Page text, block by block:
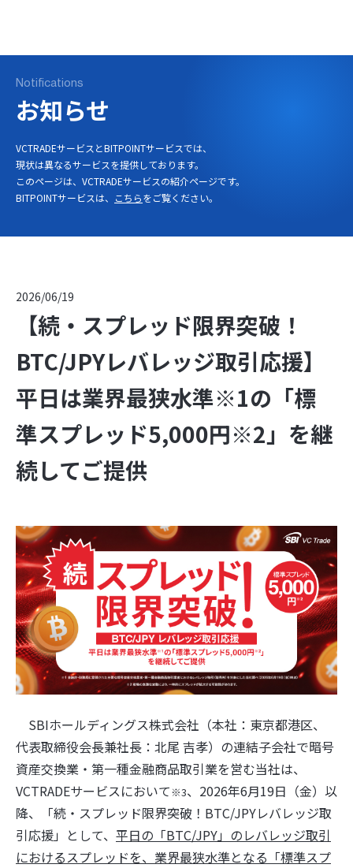
Notifications
お知らせ
VCTRADEサービスとBITPOINTサービスでは、
現状は異なるサービスを提供しております。
このページは、VCTRADEサービスの紹介ページです。
BITPOINTサービスは、
こちらをご覧ください。
2026/06/19
【続・スプレッド限界突破！
BTC/JPYレバレッジ取引応援】
平日は業界最狭水準※1の「標
準スプレッド5,000円※2」を継
続してご提供
SBIホールディングス株式会社（本社：東京都港区、
代表取締役会長兼社長：北尾 吉孝）の連結子会社で暗号
資産交換業・第一種金融商品取引業を営む当社は、
VCTRADEサービスにおいて ※3、2026年6月19日（金）以
降、「続・スプレッド限界突破！BTC/JPYレバレッジ取
引応援」として、 平日の「BTC/JPY」のレバレッジ取引
におけるスプレッドを、業界最狭水準となる「標準スプ